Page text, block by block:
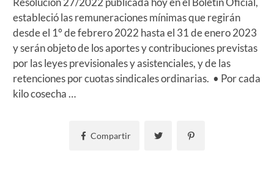
estableció las remuneraciones mínimas que regirán
desde el 1° de febrero 2022 hasta el 31 de enero 2023
y serán objeto de los aportes y contribuciones previstas
por las leyes previsionales y asistenciales, y de las
retenciones por cuotas sindicales ordinarias. • Por cada
kilo cosecha …
Compartir